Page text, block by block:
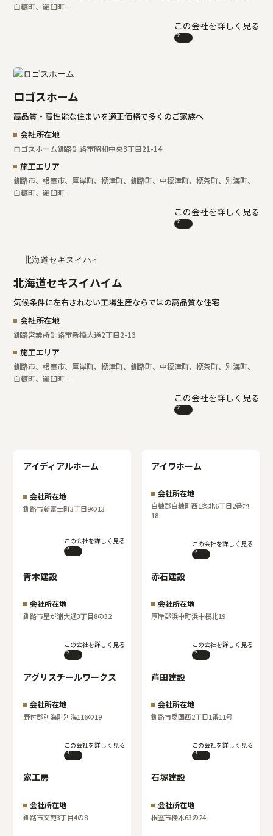
白糠町、羅臼町…
この会社を詳しく見る
ロゴスホーム
高品質・高性能な住まいを適正価格で多くのご家族へ
会社所在地
ロゴスホーム釧路釧路市昭和中央3丁目21-14
施工エリア
釧路市、根室市、厚岸町、標津町、釧路町、中標津町、標茶町、別海町、
白糠町、羅臼町…
この会社を詳しく見る
北海道セキスイハイム
気候条件に左右されない工場生産ならではの高品質な住宅
会社所在地
釧路営業所釧路市新橋大通2丁目2-13
施工エリア
釧路市、根室市、厚岸町、標津町、釧路町、中標津町、標茶町、別海町、
白糠町、羅臼町…
この会社を詳しく見る
アイディアルホーム
会社所在地
釧路市新富士町3丁目9の13
この会社を詳しく見る
アイワホーム
会社所在地
白糠郡白糠町西1条北6丁目2番地
18
この会社を詳しく見る
青木建設
会社所在地
釧路市星が浦大通3丁目8の32
この会社を詳しく見る
赤石建設
会社所在地
厚岸郡浜中町浜中桜北19
この会社を詳しく見る
アグリスチールワークス
会社所在地
野付郡別海町別海116の19
この会社を詳しく見る
芦田建設
会社所在地
釧路市愛国西2丁目1番11号
この会社を詳しく見る
家工房
会社所在地
釧路市文苑3丁目4の8
石塚建設
会社所在地
根室市桂木63の24